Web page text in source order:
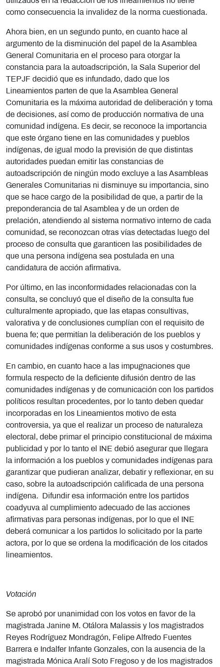
como consecuencia la invalidez de la norma cuestionada.
Ahora bien, en un segundo punto, en cuanto hace al
argumento de la disminución del papel de la Asamblea
General Comunitaria en el proceso para otorgar la
constancia para la autoadscripción, la Sala Superior del
TEPJF decidió que es infundado, dado que los
Lineamientos parten de que la Asamblea General
Comunitaria es la máxima autoridad de deliberación y toma
de decisiones, así como de producción normativa de una
comunidad indígena. Es decir, se reconoce la importancia
que este órgano tiene en las comunidades y pueblos
indígenas, de igual modo la previsión de que distintas
autoridades puedan emitir las constancias de
autoadscripción de ningún modo excluye a las Asambleas
Generales Comunitarias ni disminuye su importancia, sino
que se hace cargo de la posibilidad de que, a partir de la
preponderancia de tal Asamblea y de un orden de
prelación, atendiendo al sistema normativo interno de cada
comunidad, se reconozcan otras vías detectadas luego del
proceso de consulta que garanticen las posibilidades de
que una persona indígena sea postulada en una
candidatura de acción afirmativa.
Por último, en las inconformidades relacionadas con la
consulta, se concluyó que el diseño de la consulta fue
culturalmente apropiado, que las etapas consultivas,
valorativa y de conclusiones cumplían con el requisito de
buena fe; que permitían la deliberación de los pueblos y
comunidades indígenas conforme a sus usos y costumbres.
En cambio, en cuanto hace a las impugnaciones que
formula respecto de la deficiente difusión dentro de las
comunidades indígenas y de comunicación con los partidos
políticos resultan procedentes, por lo tanto deben quedar
incorporadas en los Lineamientos motivo de esta
controversia, ya que el realizar un proceso de naturaleza
electoral, debe primar el principio constitucional de máxima
publicidad y por lo tanto el INE debió asegurar que llegara
la información a los pueblos y comunidades indígenas para
garantizar que pudieran analizar, debatir y reflexionar, en su
caso, sobre la autoadscripción calificada de una persona
indígena. Difundir esa información entre los partidos
coadyuva al cumplimiento adecuado de las acciones
afirmativas para personas indígenas, por lo que el INE
deberá comunicar a los partidos lo solicitado por la parte
actora, por lo que se ordena la modificación de los citados
lineamientos.
Votación
Se aprobó por unanimidad con los votos en favor de la
magistrada Janine M. Otálora Malassis y los magistrados
Reyes Rodríguez Mondragón, Felipe Alfredo Fuentes
Barrera e Indalfer Infante Gonzales, con la ausencia de la
magistrada Mónica Aralí Soto Fregoso y de los magistrados